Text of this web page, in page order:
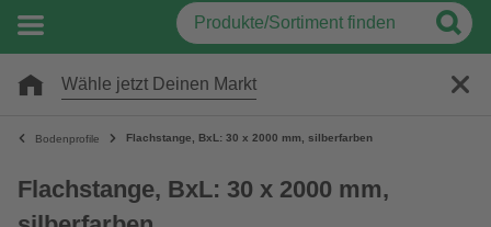
Wähle jetzt Deinen Markt
Bodenprofile Flachstange, BxL: 30 x 2000 mm, silberfarben
Flachstange, BxL: 30 x 2000 mm,